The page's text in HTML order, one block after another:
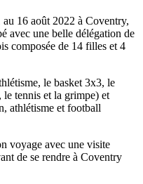
16 août 2022 à Coventry,
avec une belle délégation de
composée de 14 filles et 4
le basket 3x3, le
tennis et la grimpe) et
athlétisme et football
voyage avec une visite
de se rendre à Coventry